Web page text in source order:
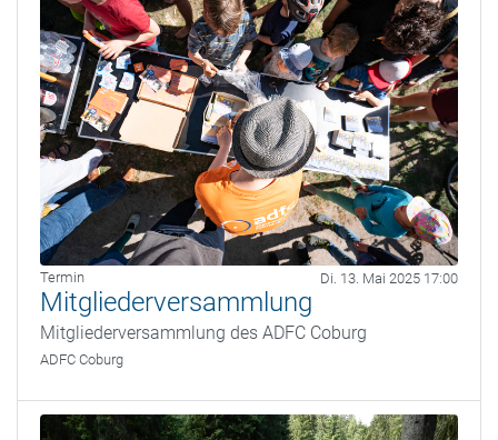
Termin Di. 13. Mai 2025 17:00
Mitgliederversammlung
Mitgliederversammlung des ADFC Coburg
ADFC Coburg